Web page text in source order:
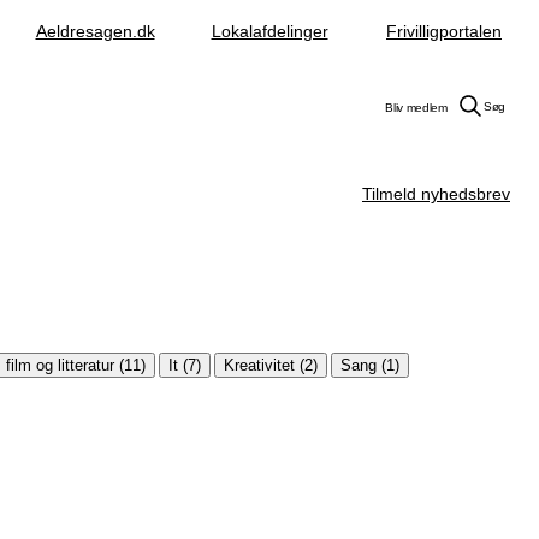
Aeldresagen.dk Lokalafdelinger Frivilligportalen
Bliv medlem Søg
Tilmeld nyhedsbrev
film og litteratur (11) It (7) Kreativitet (2) Sang (1)